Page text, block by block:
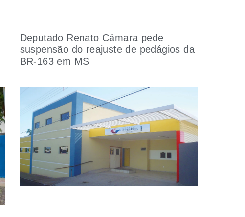
Deputado Renato Câmara pede
suspensão do reajuste de pedágios da
BR-163 em MS